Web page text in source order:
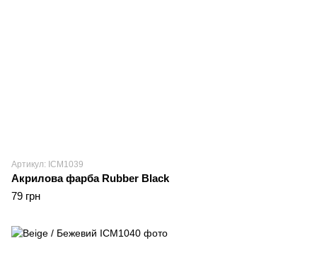
Артикул: ICM1039
Акрилова фарба Rubber Black
79 грн